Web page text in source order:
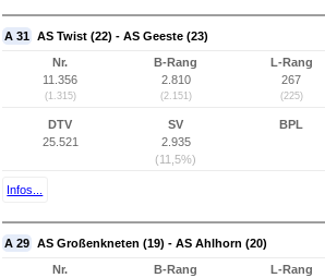
A 31 AS Twist (22) - AS Geeste (23)
Nr.
11.356
(1.315)
B-Rang
2.810
(2.151)
L-Rang
267
(225)
DTV
25.521
SV
2.935
(11,5%)
BPL
Infos...
A 29 AS Großenkneten (19) - AS Ahlhorn (20)
Nr.
B-Rang
L-Rang